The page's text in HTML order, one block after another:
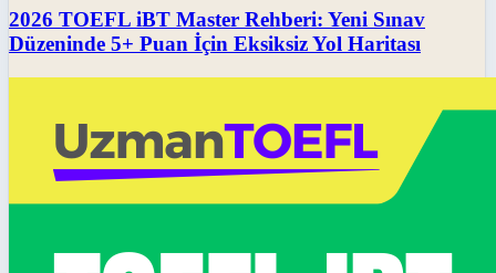
2026 TOEFL iBT Master Rehberi: Yeni Sınav
Düzeninde 5+ Puan İçin Eksiksiz Yol Haritası